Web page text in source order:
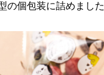
の個包装に詰めました